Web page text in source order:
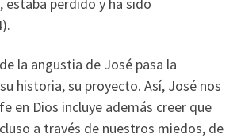
la angustia de José pasa la
historia, su proyecto. Así, José nos
en Dios incluye además creer que
a través de nuestros miedos, de